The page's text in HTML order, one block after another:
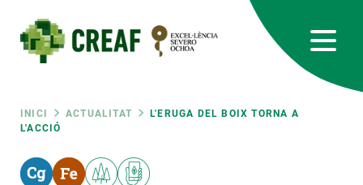
contingut
Fil
INICI ACTUALITAT
L'ERUGA DEL BOIX TORNA A
L'ACCIÓ
RRSS
Featured
INTRANET